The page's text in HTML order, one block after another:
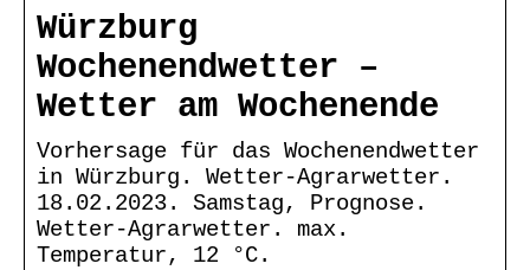
Würzburg
Wochenendwetter –
Wetter am Wochenende
Vorhersage für das Wochenendwetter
in Würzburg. Wetter-Agrarwetter.
18.02.2023. Samstag, Prognose.
Wetter-Agrarwetter. max.
Temperatur, 12 °C.